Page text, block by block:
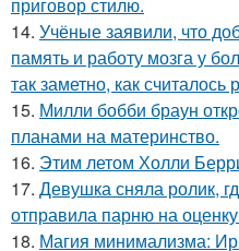
14. Учёные заявили, что
память и работу мозга у
так заметно, как считалось
15. Милли бобби браун
планами на материнство.
16. Этим летом Холли
17. Девушка сняла ролик,
отправила парню на
18. Магия минимализма: